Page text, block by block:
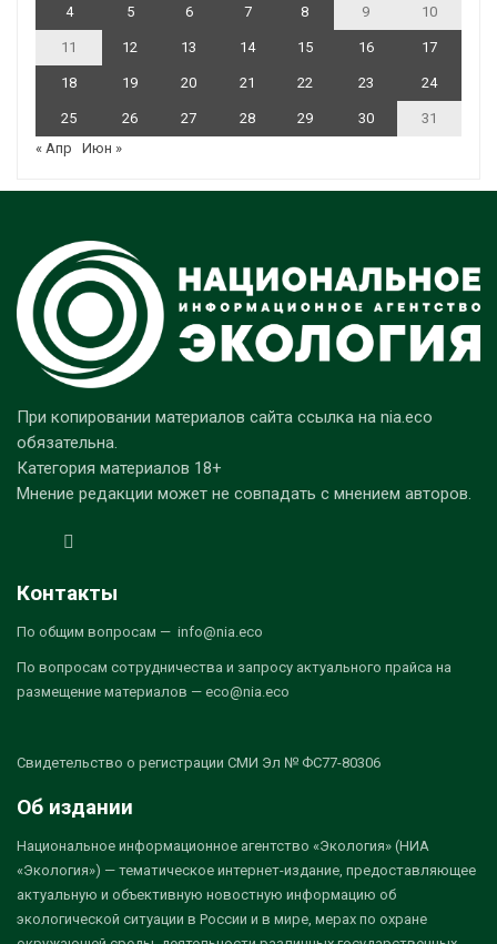
4 5 6 7 8 9 10
11 12 13 14 15 16 17
18 19 20 21 22 23 24
25 26 27 28 29 30
31
« Апр
Июн »
При копировании материалов сайта ссылка на nia.eco
обязательна.
Категория материалов 18+
Мнение редакции может не совпадать с мнением авторов.
Контакты
По общим вопросам — info@nia.eco
По вопросам сотрудничества и запросу актуального прайса на
размещение материалов — eco@nia.eco
Свидетельство о регистрации СМИ Эл № ФС77-80306
Об издании
Национальное информационное агентство «Экология» (НИА
«Экология») — тематическое интернет-издание, предоставляющее
актуальную и объективную новостную информацию об
экологической ситуации в России и в мире, мерах по охране